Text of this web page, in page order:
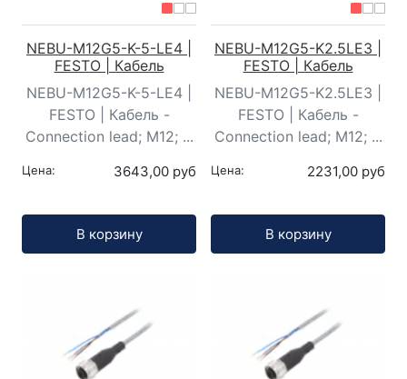
NEBU-M12G5-K-5-LE4 |
FESTO | Кабель
NEBU-M12G5-K-5-LE4 |
FESTO | Кабель -
Connection lead; M12; ...
Цена: 3643,00 руб
В корзину
NEBU-M12G5-K2.5LE3 |
FESTO | Кабель
NEBU-M12G5-K2.5LE3 |
FESTO | Кабель -
Connection lead; M12; ...
Цена: 2231,00 руб
В корзину